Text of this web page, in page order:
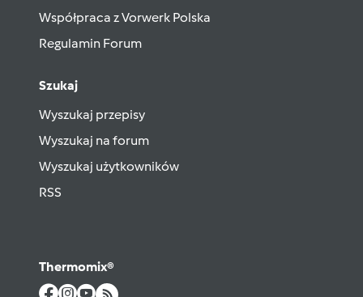
Współpraca z Vorwerk Polska
Regulamin Forum
Szukaj
Wyszukaj przepisy
Wyszukaj na forum
Wyszukaj użytkowników
RSS
Thermomix®